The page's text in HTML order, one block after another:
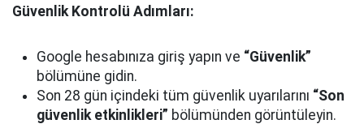
Güvenlik Kontrolü Adımları:
Google hesabınıza giriş yapın ve “Güvenlik”
bölümüne gidin.
Son 28 gün içindeki tüm güvenlik uyarılarını “Son
güvenlik etkinlikleri” bölümünden görüntüleyin.